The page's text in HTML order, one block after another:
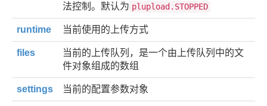
法控制。默认为 plupload.STOPPED
runtime 当前使用的上传方式
files
当前的上传队列，是一个由上传队列中的文
件对象组成的数组
settings 当前的配置参数对象